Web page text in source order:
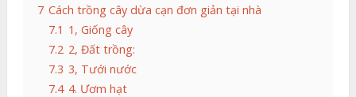
7 Cách trồng cây dừa cạn đơn giản tại nhà
7.1 1, Giống cây
7.2 2, Đất trồng:
7.3 3, Tưới nước
7.4 4. Ươm hạt